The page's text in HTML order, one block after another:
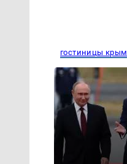
гостиницы крым